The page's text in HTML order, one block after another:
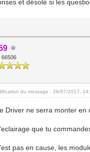
et désolé si les
66506
du message : 26/07/2017,
Driver ne serra monter
que tu
pas en cause, les